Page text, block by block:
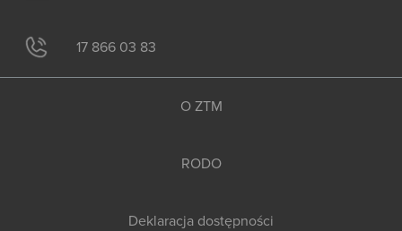
17 866 03 83
O ZTM
RODO
Deklaracja dostępności